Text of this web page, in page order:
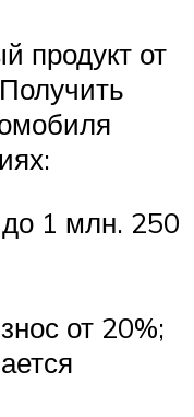
продукт от
1 млн. 250
от 20%;